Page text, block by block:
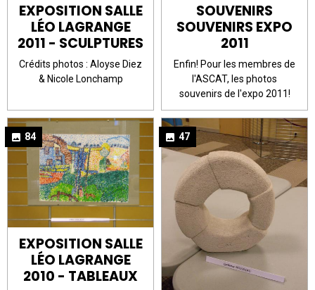
EXPOSITION SALLE
LÉO LAGRANGE
2011 - SCULPTURES
Crédits photos : Aloyse Diez
& Nicole Lonchamp
SOUVENIRS
SOUVENIRS EXPO
2011
Enfin! Pour les membres de
l'ASCAT, les photos
souvenirs de l'expo 2011!
84
EXPOSITION SALLE
LÉO LAGRANGE
2010 - TABLEAUX
47